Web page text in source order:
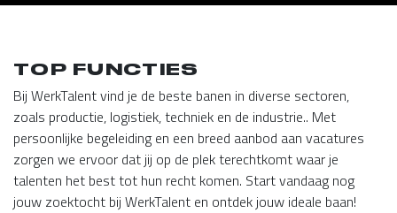
TOP FUNCTIES
Bij WerkTalent vind je de beste banen in diverse sectoren,
zoals productie, logistiek, techniek en de industrie.. Met
persoonlijke begeleiding en een breed aanbod aan vacatures
zorgen we ervoor dat jij op de plek terechtkomt waar je
talenten het best tot hun recht komen. Start vandaag nog
jouw zoektocht bij WerkTalent en ontdek jouw ideale baan!